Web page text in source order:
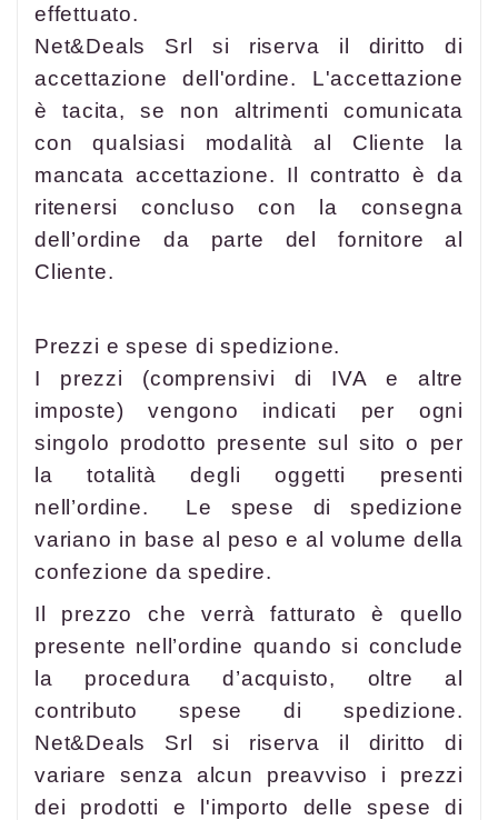
effettuato.
Net&Deals Srl si riserva il diritto di
accettazione dell'ordine. L'accettazione
è tacita, se non altrimenti comunicata
con qualsiasi modalità al Cliente la
mancata accettazione. Il contratto è da
ritenersi concluso con la consegna
dell’ordine da parte del fornitore al
Cliente.
Prezzi e spese di spedizione.
I prezzi (comprensivi di IVA e altre
imposte) vengono indicati per ogni
singolo prodotto presente sul sito o per
la totalità degli oggetti presenti
nell’ordine. Le spese di spedizione
variano in base al peso e al volume della
confezione da spedire.
Il prezzo che verrà fatturato è quello
presente nell’ordine quando si conclude
la procedura d’acquisto, oltre al
contributo spese di spedizione.
Net&Deals Srl si riserva il diritto di
variare senza alcun preavviso i prezzi
dei prodotti e l'importo delle spese di